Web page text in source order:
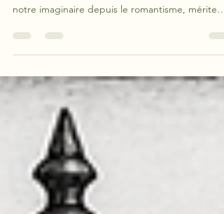
Pourquoi l'artiste devrait-il forcément être un
notre imaginaire depuis le romantisme, mérite
d'être interrogée. À l'heure où l'intelligence
devient urgent de distinguer le mythe du génie
créateur de la réalité du travail artistique. C'est à
cette démystification que je vous invite.